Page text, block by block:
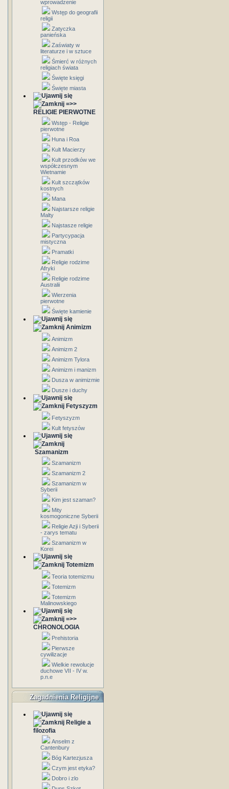
wprowadzenie
Wstęp do geografii
religii
Zatyczka
panieńska
Zaświaty w
literaturze i w sztuce
Śmierć w różnych
religiach świata
Święte księgi
Święte miasta
=>>
RELIGIE PIERWOTNE
Wstęp - Religie
pierwotne
Huna i Roa
Kult Macierzy
Kult przodków we
współczesnym
Wietnamie
Kult szczątków
kostnych
Mana
Najstarsze religie
Malty
Najstasze religie
Partycypacja
mistyczna
Pramatki
Religie rodzime
Afryki
Religie rodzime
Australii
Wierzenia
pierwotne
Święte kamienie
Animizm
Animizm
Animizm 2
Animizm Tylora
Animizm i manizm
Dusza w animizmie
Dusze i duchy
Fetyszyzm
Fetyszyzm
Kult fetyszów
Szamanizm
Szamanizm
Szamanizm 2
Szamanizm w
Syberii
Kim jest szaman?
Mity
kosmogoniczne Syberii
Religie Azji i Syberii
- zarys tematu
Szamanizm w
Korei
Totemizm
Teoria totemizmu
Totemizm
Totemizm
Malinowskiego
=>>
CHRONOLOGIA
Prehistoria
Pierwsze
cywilizacje
Wielkie rewolucje
duchowe VII - IV w.
p.n.e
Zagadnienia Religijne
Religie a
filozofia
Anselm z
Cantenbury
Bóg Kartezjusza
Czym jest etyka?
Dobro i zlo